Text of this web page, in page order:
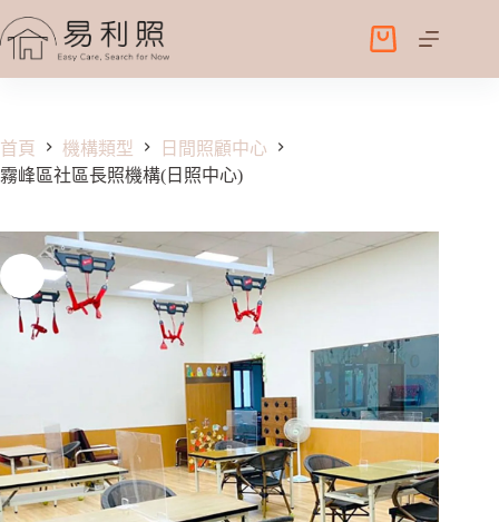
至
容
購
物
首頁 機構類型
日間照顧中心
霧峰區社區長照機構(日照中心)